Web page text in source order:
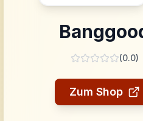
(0.0)
Zum Shop